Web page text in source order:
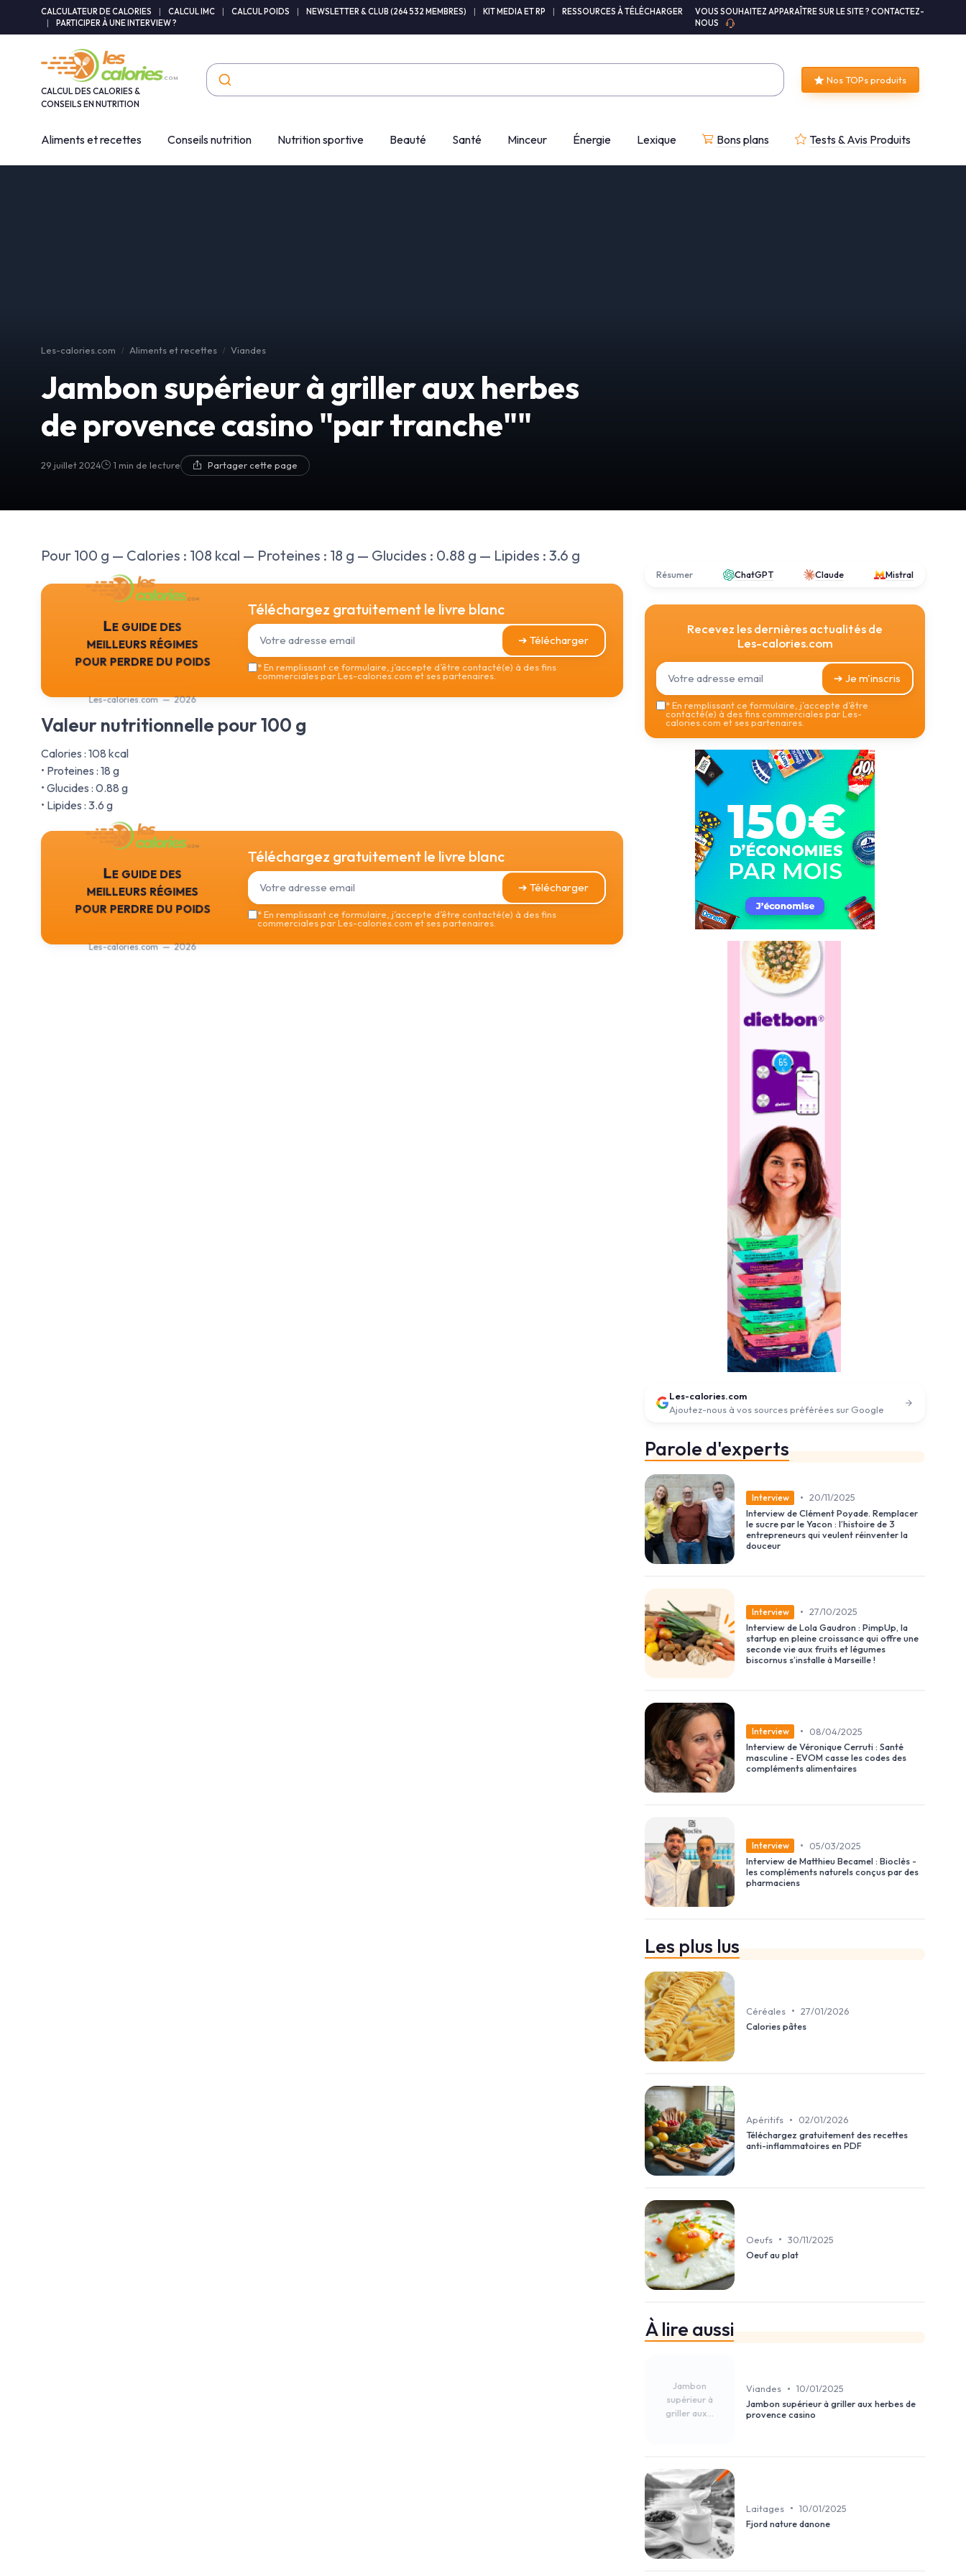
CALCULATEUR DE CALORIES CALCUL IMC CALCUL POIDS NEWSLETTER & CLUB (264 532 MEMBRES) KIT MEDIA ET RP
RESSOURCES À TÉLÉCHARGER
PARTICIPER À UNE INTERVIEW ?
VOUS SOUHAITEZ APPARAÎTRE SUR LE SITE ? CONTACTEZ-
NOUS
CALCUL DES CALORIES &
CONSEILS EN NUTRITION
Nos TOPs produits
Aliments et recettes Conseils nutrition Nutrition sportive Beauté Santé Minceur Énergie Lexique Bons plans Tests & Avis Produits
Les-calories.com Aliments et recettes Viandes
Jambon supérieur à griller aux herbes
de provence casino "par tranche""
29 juillet 2024 1 min de lecture Partager cette page
Pour 100 g — Calories : 108 kcal — Proteines : 18 g — Glucides : 0.88 g — Lipides : 3.6 g
Le guide des
meilleurs régimes
pour perdre du poids
Les-calories.com — 2026
Téléchargez gratuitement le livre blanc
➔ Télécharger
*En remplissant ce formulaire, j’accepte d’être contacté(e) à des fins
commerciales par Les-calories.com et ses partenaires.
Valeur nutritionnelle pour 100 g
Calories : 108 kcal
• Proteines : 18 g
• Glucides : 0.88 g
• Lipides : 3.6 g
Le guide des
meilleurs régimes
pour perdre du poids
Les-calories.com — 2026
Téléchargez gratuitement le livre blanc
➔ Télécharger
*En remplissant ce formulaire, j’accepte d’être contacté(e) à des fins
commerciales par Les-calories.com et ses partenaires.
Résumer ChatGPT Claude Mistral
Recevez les dernières actualités de
Les-calories.com
➔ Je m'inscris
*En remplissant ce formulaire, j’accepte d’être
contacté(e) à des fins commerciales par Les-
calories.com et ses partenaires.
Les-calories.com
Ajoutez-nous à vos sources préférées sur Google
Parole d'experts
Interview • 20/11/2025
Interview de Clément Poyade. Remplacer
le sucre par le Yacon : l’histoire de 3
entrepreneurs qui veulent réinventer la
douceur
Interview • 27/10/2025
Interview de Lola Gaudron : PimpUp, la
startup en pleine croissance qui offre une
seconde vie aux fruits et légumes
biscornus s’installe à Marseille !
Interview •
08/04/2025
Interview de Véronique Cerruti : Santé
masculine - EVOM casse les codes des
compléments alimentaires
Interview •
05/03/2025
Interview de Matthieu Becamel : Bioclès -
les compléments naturels conçus par des
pharmaciens
Les plus lus
Céréales • 27/01/2026
Calories pâtes
Apéritifs •
02/01/2026
Téléchargez gratuitement des recettes
anti-inflammatoires en PDF
Oeufs • 30/11/2025
Oeuf au plat
À lire aussi
Jambon
supérieur à
griller aux...
Viandes • 10/01/2025
Jambon supérieur à griller aux herbes de
provence casino
Laitages • 10/01/2025
Fjord nature danone
Panneau de gestion des cookies